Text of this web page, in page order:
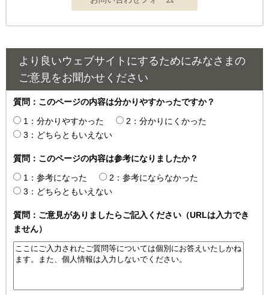
より良いウェブサイトにするためにみなさまの
ご意見をお聞かせください
質問：このページの内容は分かりやすかったですか？
1：分かりやすかった
2：分かりにくかった
3：どちらともいえない
質問：このページの内容は参考になりましたか？
1：参考になった
2：参考にならなかった
3：どちらともいえない
質問：ご意見がありましたらご記入ください（URLは入力でき
ません）